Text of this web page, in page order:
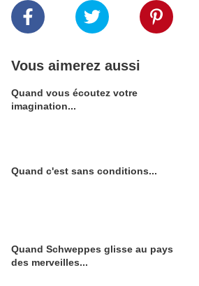
Vous aimerez aussi
Quand vous écoutez votre
imagination...
Quand c'est sans conditions...
Quand Schweppes glisse au pays
des merveilles...